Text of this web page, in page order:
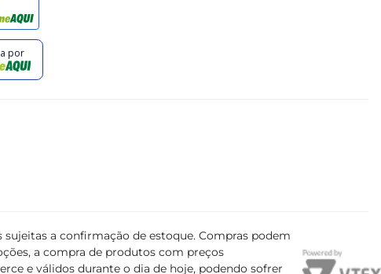
a confirmação de estoque. Compras podem
a compra de produtos com preços
e válidos durante o dia de hoje, podendo sofrer